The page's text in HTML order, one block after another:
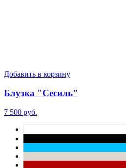
Добавить в корзину
Блузка "Сесиль"
7 500 руб.